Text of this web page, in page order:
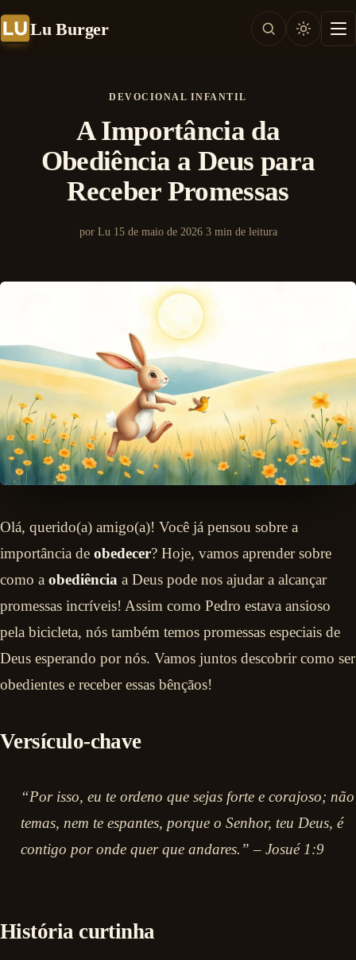
Lu Burger
DEVOCIONAL INFANTIL
A Importância da
Obediência a Deus para
Receber Promessas
por Lu 15 de maio de 2026 3 min de leitura
Olá, querido(a) amigo(a)! Você já pensou sobre a
importância de obedecer? Hoje, vamos aprender sobre
como a obediência a Deus pode nos ajudar a alcançar
promessas incríveis! Assim como Pedro estava ansioso
pela bicicleta, nós também temos promessas especiais de
Deus esperando por nós. Vamos juntos descobrir como ser
obedientes e receber essas bênçãos!
Versículo-chave
“Por isso, eu te ordeno que sejas forte e corajoso; não
temas, nem te espantes, porque o Senhor, teu Deus, é
contigo por onde quer que andares.” – Josué 1:9
História curtinha